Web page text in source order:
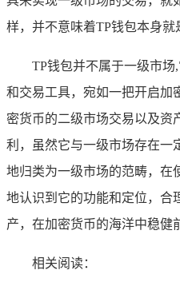
样，并不意味着TP钱包本身就
TP钱包并不属于一级市
和交易工具，宛如一把开启加
密货币的二级市场交易以及资
利，虽然它与一级市场存在一
地归类为一级市场的范畴，在
地认识到它的功能和定位，合
产，在加密货币的海洋中稳健
相关阅读：